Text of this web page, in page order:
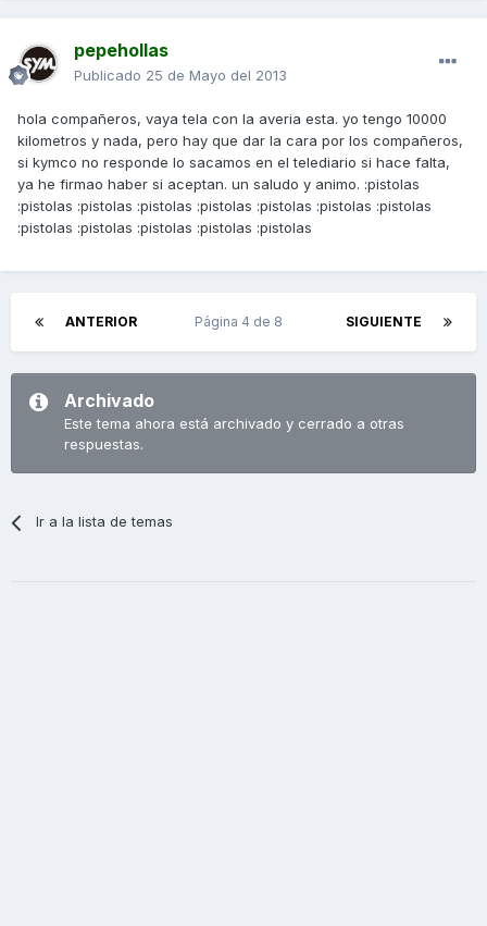
pepehollas
Publicado 25 de Mayo del 2013
hola compañeros, vaya tela con la averia esta. yo tengo 10000
kilometros y nada, pero hay que dar la cara por los compañeros,
si kymco no responde lo sacamos en el telediario si hace falta,
ya he firmao haber si aceptan. un saludo y animo. :pistolas
:pistolas :pistolas :pistolas :pistolas :pistolas :pistolas :pistolas
:pistolas :pistolas :pistolas :pistolas :pistolas
ANTERIOR SIGUIENTE
Página 4 de 8
Archivado
Este tema ahora está archivado y cerrado a otras
respuestas.
Ir a la lista de temas